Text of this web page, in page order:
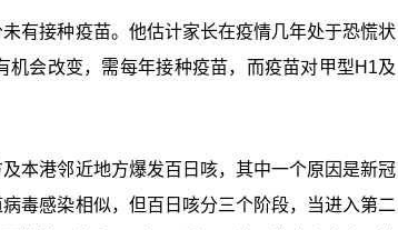
有接种疫苗。他估计家长在疫情几年处于恐慌状
会改变，需每年接种疫苗，而疫苗对甲型H1及
本港邻近地方爆发百日咳，其中一个原因是新冠
毒感染相似，但百日咳分三个阶段，当进入第二